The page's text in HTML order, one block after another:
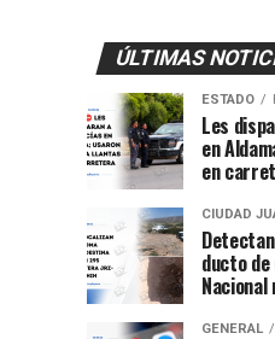
ÚLTIMAS
ESTADO
Les
en
en
CIUDAD
ducto
GENERAL